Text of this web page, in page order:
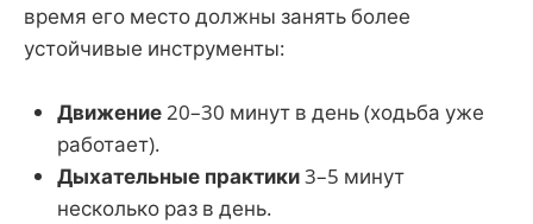
время его место должны занять более
устойчивые инструменты:
Движение20–30 минут в день (ходьба уже
работает).
Дыхательные практики3–5 минут
несколько раз в день.